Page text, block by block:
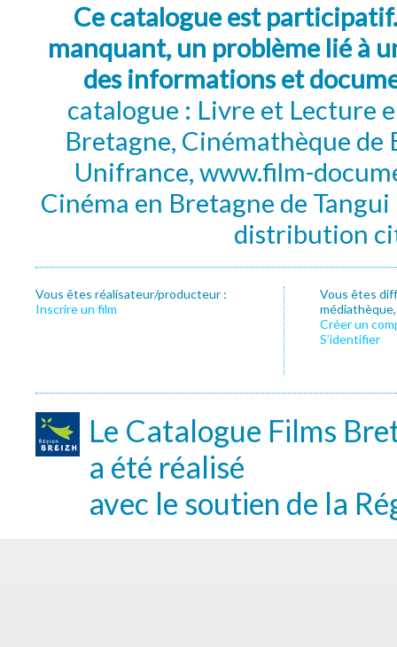
Ce catalogue est
manquant, un problème lié à
des informations et
catalogue : Livre et Lecture
Bretagne, Cinémathèque de
Unifrance, www.film-
Cinéma en Bretagne de
distribution
Vous êtes réalisateur/producteur :
Inscrire un film
Vous êtes
Créer un
S’identifier
Le Catalogue Films
a été réalisé
avec le soutien de la